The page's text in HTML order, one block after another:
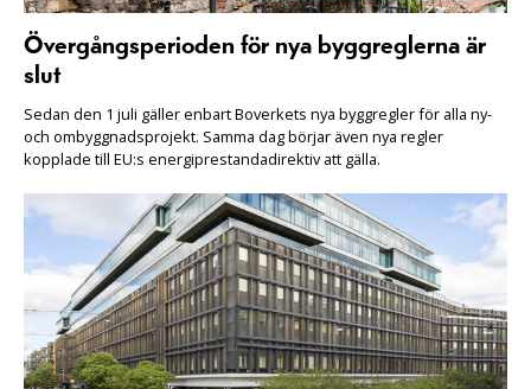
Övergångsperioden för nya byggreglerna är
slut
Sedan den 1 juli gäller enbart Boverkets nya byggregler för alla ny-
och ombyggnadsprojekt. Samma dag börjar även nya regler
kopplade till EU:s energiprestandadirektiv att gälla.